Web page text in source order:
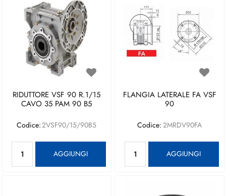
RIDUTTORE VSF 90 R.1/15
CAVO 35 PAM 90 B5
Codice:2VSF90/15/90B5
AGGIUNGI
FLANGIA LATERALE FA VSF
90
Codice: 2MRDV90FA
AGGIUNGI